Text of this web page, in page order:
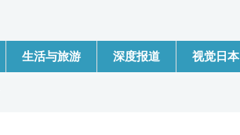
生活与旅游 深度报道 视觉日本